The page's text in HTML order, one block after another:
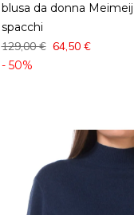
blusa da donna
spacchi
129,00 € 64,50 €
- 50%